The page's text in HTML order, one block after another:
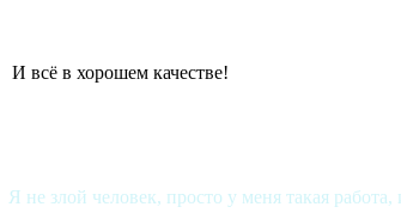
И всё в хорошем качестве!
Я не злой человек, просто у меня такая